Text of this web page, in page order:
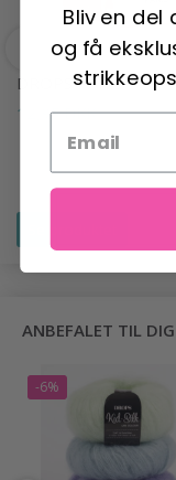
DROPS PARIS
12,95 DKK
ANBEFALET TIL DIG
-6%
Bliv en
og få